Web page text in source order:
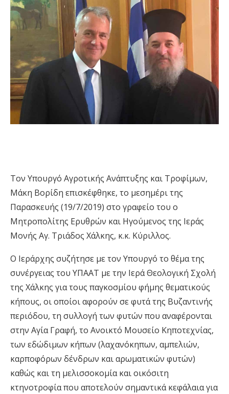
Τον Υπουργό Αγροτικής Ανάπτυξης και Τροφίμων,
Μάκη Βορίδη επισκέφθηκε, το μεσημέρι της
Παρασκευής (19/7/2019) στο γραφείο του ο
Μητροπολίτης Ερυθρών και Ηγούμενος της Ιεράς
Μονής Αγ. Τριάδος Χάλκης, κ.κ. Κύριλλος.
Ο Ιεράρχης συζήτησε με τον Υπουργό το θέμα της
συνέργειας του ΥΠΑΑΤ με την Ιερά Θεολογική Σχολή
της Χάλκης για τους παγκοσμίου φήμης θεματικούς
κήπους, οι οποίοι αφορούν σε φυτά της Βυζαντινής
περιόδου, τη συλλογή των φυτών που αναφέρονται
στην Αγία Γραφή, το Ανοικτό Μουσείο Κηποτεχνίας,
των εδώδιμων κήπων (λαχανόκηπων, αμπελιών,
καρποφόρων δένδρων και αρωματικών φυτών)
καθώς και τη μελισσοκομία και οικόσιτη
κτηνοτροφία που αποτελούν σημαντικά κεφάλαια για